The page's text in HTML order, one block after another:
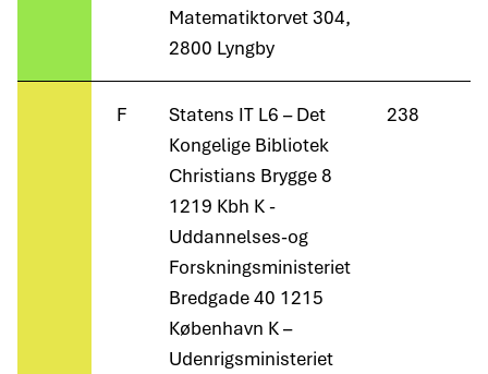
Matematiktorvet 304,
2800 Lyngby
F
Statens IT L6 – Det
Kongelige Bibliotek
Christians Brygge 8
1219 Kbh K -
Uddannelses-og
Forskningsministeriet
Bredgade 40 1215
København K –
Udenrigsministeriet
238